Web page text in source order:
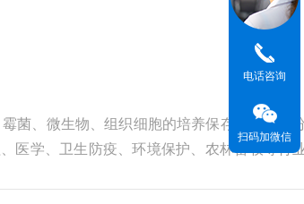
菌、微生物、组织细胞的培养保存以及水质
医学、卫生防疫、环境保护、农林畜牧等行
电话咨询
扫码加微信